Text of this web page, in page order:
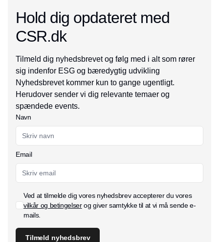
Hold dig opdateret med
CSR.dk
Tilmeld dig nyhedsbrevet og følg med i alt som rører
sig indenfor ESG og bæredygtig udvikling
Nyhedsbrevet kommer kun to gange ugentligt.
Herudover sender vi dig relevante temaer og
spændede events.
Navn
Email
Ved at tilmelde dig vores nyhedsbrev accepterer du vores
vilkår og betingelserog giver samtykke til at vi må sende e-
mails.
Tilmeld nyhedsbrev